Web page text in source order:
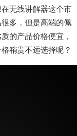
无线讲解器这个市
多，但是高端的佩
的产品价格便宜，
稍贵不远选择呢？